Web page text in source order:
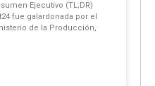
Ejecutivo (TL;DR)
fue galardonada por el
de la Producción,